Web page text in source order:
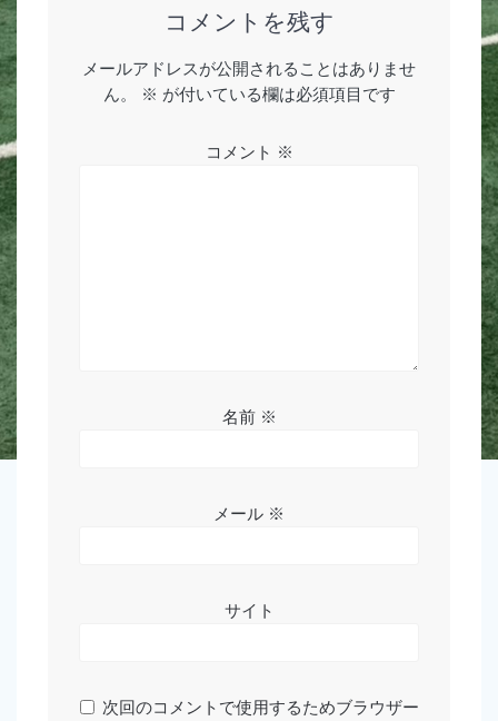
ゲ
ー
シ
ョ
ン
コメントを残す
メールアドレスが公開されることはありませ
ん。
※ が付いている欄は必須項目です
コメント ※
名前 ※
メール ※
サイト
次回のコメントで使用するためブラウザー